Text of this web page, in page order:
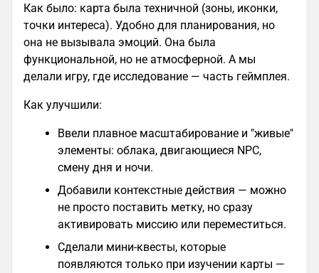
Как было: карта была техничной (зоны, иконки,
точки интереса). Удобно для планирования, но
она не вызывала эмоций. Она была
функциональной, но не атмосферной. А мы
делали игру, где исследование — часть геймплея.
Как улучшили:
Ввели плавное масштабирование и "живые"
элементы: облака, двигающиеся NPC,
смену дня и ночи.
Добавили контекстные действия — можно
не просто поставить метку, но сразу
активировать миссию или переместиться.
Сделали мини-квесты, которые
появляются только при изучении карты —